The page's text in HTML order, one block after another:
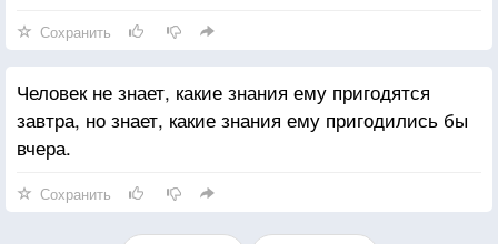
Сохранить
Человек не знает, какие знания ему пригодятся
завтра, но знает, какие знания ему пригодились бы
вчера.
Сохранить